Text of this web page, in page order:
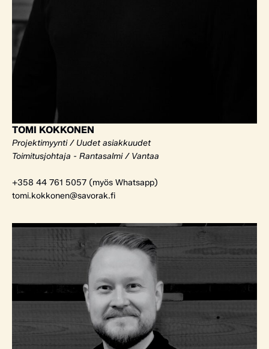
TOMI KOKKONEN
Projektimyynti / Uudet asiakkuudet
Toimitusjohtaja - Rantasalmi / Vantaa
+358 44 761 5057 (myös Whatsapp)
tomi.kokkonen@savorak.fi